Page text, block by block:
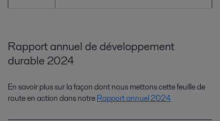
Rapport annuel de développement
durable 2024
En savoir plus sur la façon dont nous mettons cette feuille de
route en action dans notreRapport annuel 2024